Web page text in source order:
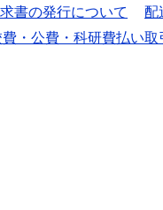
書の発行について 配
費・公費・科研費払い取